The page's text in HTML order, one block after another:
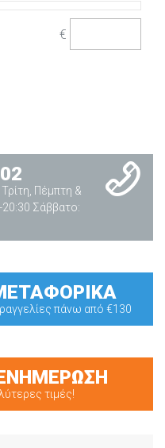
€
Πέμπτη &
Σάββατο:
πάνω από €130
τιμές!